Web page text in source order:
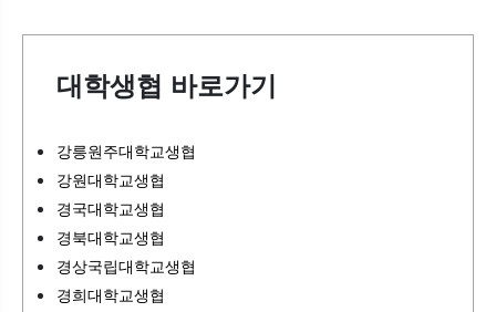
대학생협 바로가기
강릉원주대학교생협
강원대학교생협
경국대학교생협
경북대학교생협
경상국립대학교생협
경희대학교생협